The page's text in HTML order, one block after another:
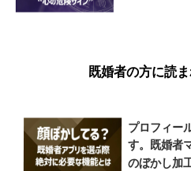
既婚者の方に読
プロフィー
す。既婚者
のぼかし加